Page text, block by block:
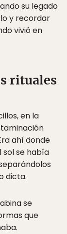
su legado
y recordar
vivió en
rituales
en la
ahí donde
sol se había
dicta.
se
que